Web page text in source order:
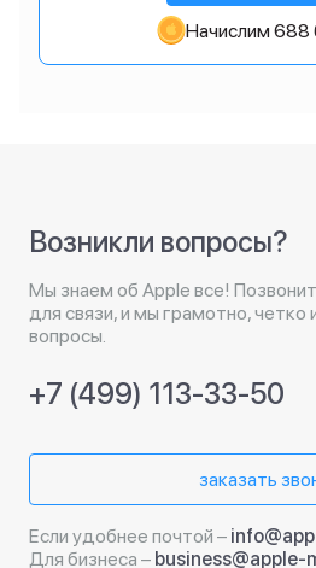
Начислим 688
Возникли вопросы?
Мы знаем об Apple все!
для связи, и мы грамотно, четко
вопросы.
+7 (499) 113-33-50
заказать
Если удобнее почтой –
Для бизнеса – business@apple-